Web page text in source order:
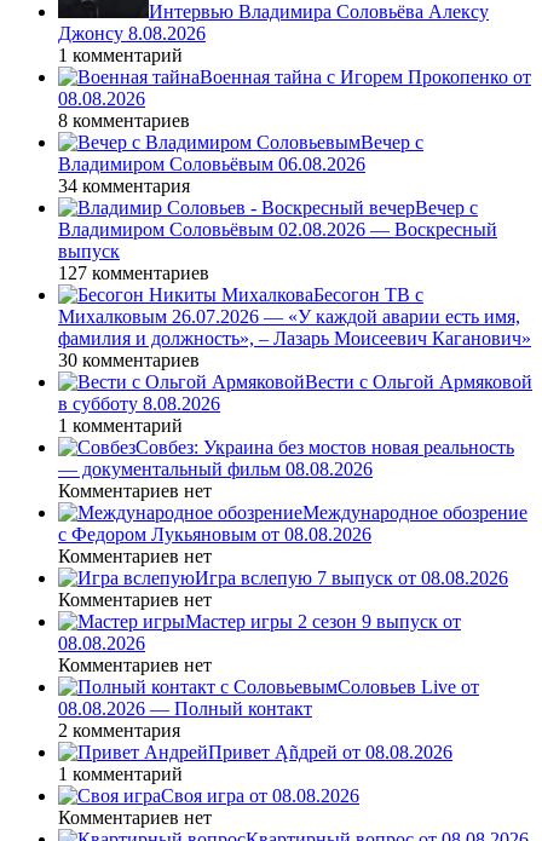
Интервью Владимира Соловьёва Алексу
Джонсу 8.08.2026
1 комментарий
Военная тайна с Игорем Прокопенко от
08.08.2026
8 комментариев
Вечер с
Владимиром Соловьёвым 06.08.2026
34 комментария
Вечер с
Владимиром Соловьёвым 02.08.2026 — Воскресный
выпуск
127 комментариев
Бесогон ТВ с
Михалковым 26.07.2026 — «У каждой аварии есть имя,
фамилия и должность», – Лазарь Моисеевич Каганович»
30 комментариев
Вести с Ольгой Армяковой
в субботу 8.08.2026
1 комментарий
Совбез: Украина без мостов новая реальность
— документальный фильм 08.08.2026
Комментариев нет
Международное обозрение
с Федором Лукьяновым от 08.08.2026
Комментариев нет
Игра вслепую 7 выпуск от 08.08.2026
Комментариев нет
Мастер игры 2 сезон 9 выпуск от
08.08.2026
Комментариев нет
Соловьев Live от
08.08.2026 — Полный контакт
2 комментария
Привет Ąñдpей от 08.08.2026
1 комментарий
Своя игра от 08.08.2026
Комментариев нет